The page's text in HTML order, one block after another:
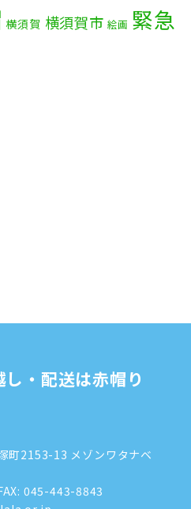
横須賀 横須賀市 絵画 緊急
・配送は赤帽り
町2153-13 メゾンワタナベ
045-443-8843